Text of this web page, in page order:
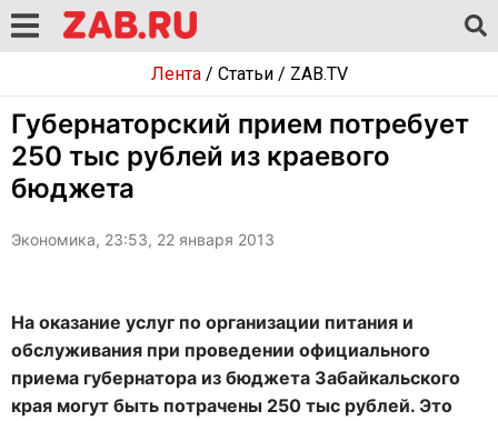
Лента/ Статьи/ ZAB.TV
Губернаторский прием потребует
250 тыс рублей из краевого
бюджета
Экономика, 23:53, 22 января 2013
На оказание услуг по организации питания и
обслуживания при проведении официального
приема губернатора из бюджета Забайкальского
края могут быть потрачены 250 тыс рублей. Это